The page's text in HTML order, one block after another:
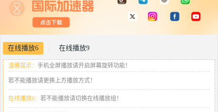
在线播放6 在线播放9
温馨提示： 手机全屏播放请开启屏幕旋转功能！
若不能播放请更换上方播放方式！
在线播放6： 若不能播放请切换在线播放组！